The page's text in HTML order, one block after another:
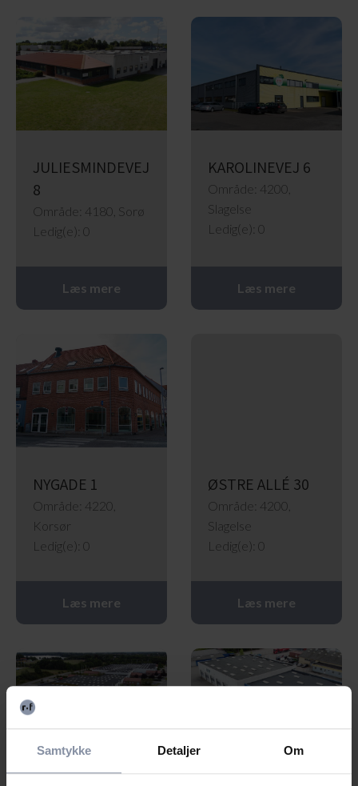
Samtykke Detaljer Om
JULIESMINDEVEJ
8
Område: 4180, Sorø
Ledig(e): 0
Læs mere
KAROLINEVEJ 6
Område: 4200,
Slagelse
Ledig(e): 0
Læs mere
NYGADE 1
Område: 4220,
Korsør
Ledig(e): 0
Læs mere
ØSTRE ALLÉ 30
Område: 4200,
Slagelse
Ledig(e): 0
Læs mere